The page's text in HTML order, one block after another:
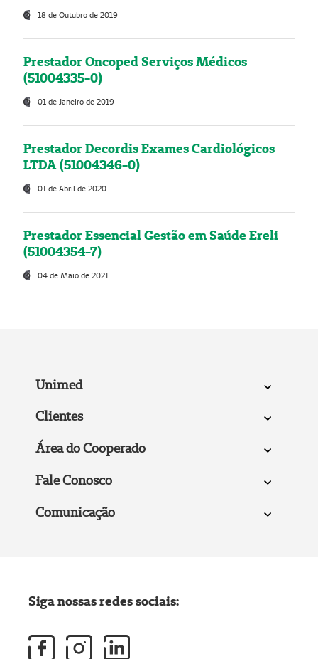
18 de Outubro de 2019
Prestador Oncoped Serviços Médicos
(51004335-0)
01 de Janeiro de 2019
Prestador Decordis Exames Cardiológicos
LTDA (51004346-0)
01 de Abril de 2020
Prestador Essencial Gestão em Saúde Ereli
(51004354-7)
04 de Maio de 2021
Unimed
Clientes
Área do Cooperado
Fale Conosco
Comunicação
Siga nossas redes sociais: